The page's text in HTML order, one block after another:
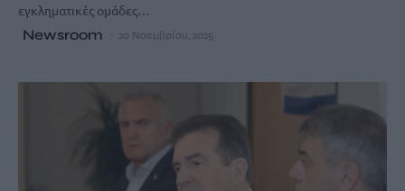
εγκληματικές ομάδες…
Newsroom 20 Νοεμβρίου, 2025